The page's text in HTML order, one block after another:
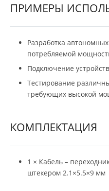
ПРИМЕРЫ
Разработка
потребляемой
Подключение
Тестирование
требующих высокой
КОМПЛЕКТАЦИЯ
1 × Кабель –
штекером 2.1×5.5×9 мм